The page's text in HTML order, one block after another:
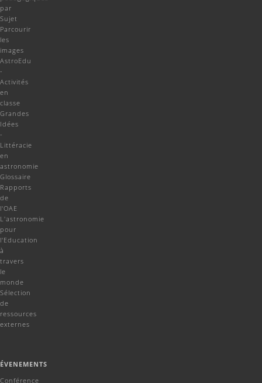
par
Sujet
Parcourir
les
images
AstroEdu
-
Activités
en
classe
Grandes
Idées
-
Littéracie
en
astronomie
Glossaire
Rapports
de
l'OAE
L'astronomie
pour
l'Education
à
travers
le
monde
Sélection
de
ressources
externes
ÉVENEMENTS
Conférence